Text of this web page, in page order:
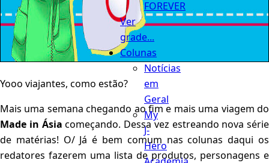
FOREVER
Ver
grade...
Colunas
Notícias
em
Geral
My
J-
Hero
Yooo viajantes, como estão?
Mais uma semana chegando ao fim e mais uma viagem do
Made in Ásiacomeçando. Dessa vez estreando nova série
de matérias! O/ Já é bem comum nas colunas daqui os
redatores fazerem uma lista de produtos, personagens e